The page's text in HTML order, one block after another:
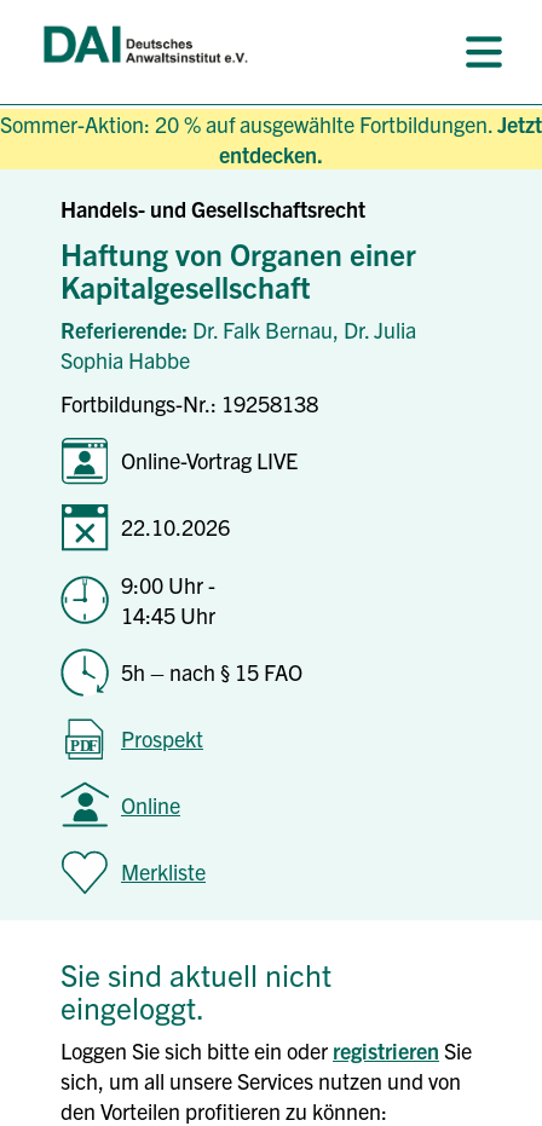
Sommer-Aktion: 20 % auf ausgewählte Fortbildungen.Jetzt
entdecken.
Handels- und Gesellschaftsrecht
Haftung von Organen einer
Kapitalgesellschaft
Referierende: Dr. Falk Bernau, Dr. Julia
Sophia Habbe
Fortbildungs-Nr.: 19258138
Online-Vortrag LIVE
22.10.2026
9:00 Uhr -
14:45 Uhr
5h – nach § 15 FAO
Prospekt
Online
Merkliste
Sie sind aktuell nicht
eingeloggt.
Loggen Sie sich bitte ein oder registrieren Sie
sich, um all unsere Services nutzen und von
den Vorteilen profitieren zu können: